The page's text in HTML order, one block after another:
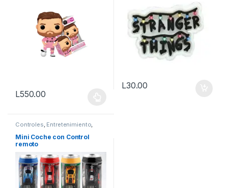
L550.00
L30.00
Controles Entretenimiento
Juguetes
Mini Coche con Control
remoto